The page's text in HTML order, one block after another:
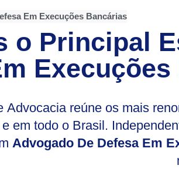
Em Execuções Bancárias
o Principal
Advocacia reúne os mais
e em todo o Brasil.
Advogado De Defesa Em